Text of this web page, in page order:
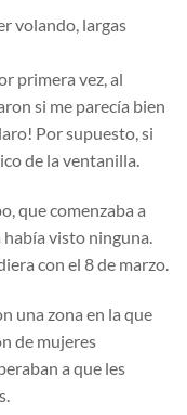
volando, largas
primera vez, al
si me parecía bien
Por supuesto, si
de la ventanilla.
que comenzaba a
visto ninguna.
con el 8 de marzo.
una zona en la que
de mujeres
a que les